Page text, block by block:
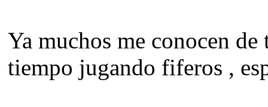
Ya muchos me conocen
tiempo jugando fiferos ,